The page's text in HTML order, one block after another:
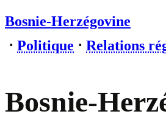
Bosnie-Herzégovine
⋅ Politique ⋅ Relations
Bosnie-